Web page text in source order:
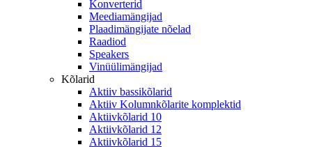
Konverterid
Meediamängijad
Plaadimängijate nõelad
Raadiod
Speakers
Vinüülimängijad
Kõlarid
Aktiiv bassikõlarid
Aktiiv Kolumnkõlarite komplektid
Aktiivkõlarid 10
Aktiivkõlarid 12
Aktiivkõlarid 15